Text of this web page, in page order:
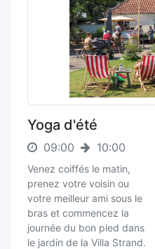
Yoga d'été
09:00 10:00
Venez coiffés le matin,
prenez votre voisin ou
votre meilleur ami sous le
bras et commencez la
journée du bon pied dans
le jardin de la Villa Strand.